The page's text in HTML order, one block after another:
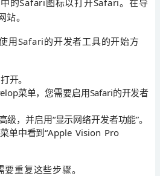
。
用Safari的开发者工具的开始方
开。
菜单，您需要启用Safari的开发者
，并启用“显示网络开发者功能”。
单中看到“Apple Vision Pro
重复这些步骤。